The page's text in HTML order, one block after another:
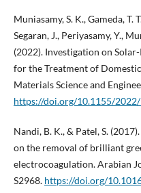
Muniasamy, S. K., Gameda, T.
Segaran, J., Periyasamy, Y.,
(2022). Investigation on
for the Treatment of
Materials Science and
https://doi.org/10.1155/
Nandi, B. K., & Patel, S.
on the removal of brilliant
electrocoagulation. Arabian
S2968. https://doi.org/